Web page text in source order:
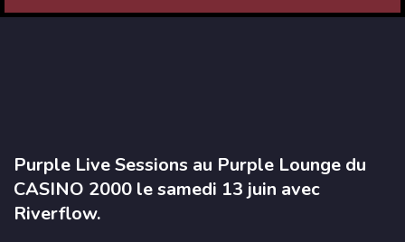
Purple Live Sessions au Purple Lounge du
CASINO 2000 le samedi 13 juin avec
Riverflow.